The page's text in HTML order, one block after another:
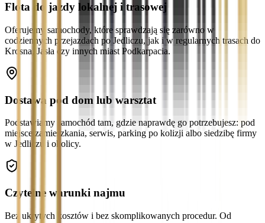
Flota do jazdy lokalnej i trasowej
Oferujemy samochody, które sprawdzają się zarówno w
codziennych przejazdach po Jedliczu, jak i w regularnych trasach do
Krosna, Jasła czy innych miast Podkarpacia.
Dostawa pod dom lub warsztat
Podstawiamy samochód tam, gdzie naprawdę go potrzebujesz: pod
miejsce zamieszkania, serwis, parking po kolizji albo siedzibę firmy
w Jedliczu i okolicy.
Czytelne warunki najmu
Bez ukrytych kosztów i bez skomplikowanych procedur. Od